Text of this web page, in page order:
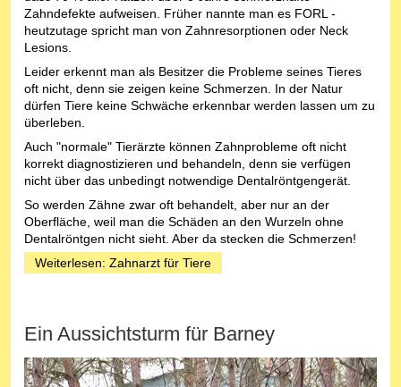
Zahndefekte aufweisen. Früher nannte man es FORL -
heutzutage spricht man von Zahnresorptionen oder Neck
Lesions.
Leider erkennt man als Besitzer die Probleme seines Tieres
oft nicht, denn sie zeigen keine Schmerzen. In der Natur
dürfen Tiere keine Schwäche erkennbar werden lassen um zu
überleben.
Auch "normale" Tierärzte können Zahnprobleme oft nicht
korrekt diagnostizieren und behandeln, denn sie verfügen
nicht über das unbedingt notwendige Dentalröntgengerät.
So werden Zähne zwar oft behandelt, aber nur an der
Oberfläche, weil man die Schäden an den Wurzeln ohne
Dentalröntgen nicht sieht. Aber da stecken die Schmerzen!
Weiterlesen: Zahnarzt für Tiere
Ein Aussichtsturm für Barney